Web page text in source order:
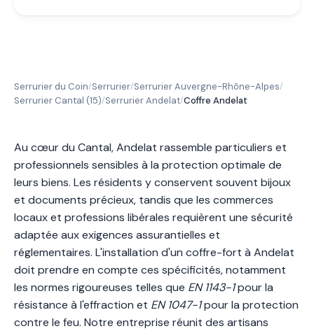
Serrurier du Coin/Serrurier/Serrurier Auvergne-Rhône-Alpes/
Serrurier Cantal (15)/Serrurier Andelat/Coffre Andelat
Au cœur du Cantal, Andelat rassemble particuliers et
professionnels sensibles à la protection optimale de
leurs biens. Les résidents y conservent souvent bijoux
et documents précieux, tandis que les commerces
locaux et professions libérales requièrent une sécurité
adaptée aux exigences assurantielles et
réglementaires. L'installation d'un coffre-fort à Andelat
doit prendre en compte ces spécificités, notamment
les normes rigoureuses telles que EN 1143-1pour la
résistance à l'effraction et EN 1047-1pour la protection
contre le feu. Notre entreprise réunit des artisans